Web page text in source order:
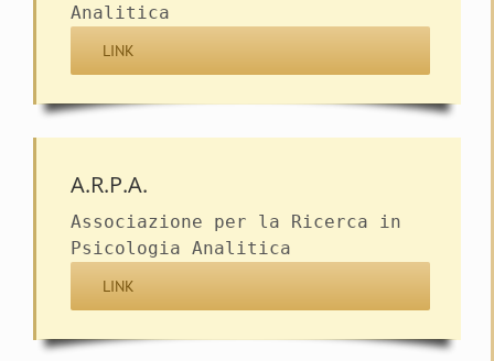
Analitica
LINK
A.R.P.A.
Associazione per la Ricerca in
Psicologia Analitica
LINK